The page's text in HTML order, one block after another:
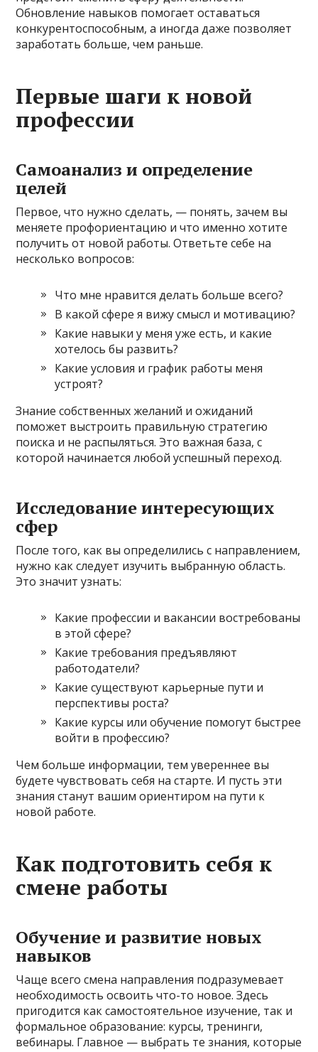
Обновление навыков помогает оставаться
конкурентоспособным, а иногда даже позволяет
заработать больше, чем раньше.
Первые шаги к новой
профессии
Самоанализ и определение
целей
Первое, что нужно сделать, — понять, зачем вы
меняете профориентацию и что именно хотите
получить от новой работы. Ответьте себе на
несколько вопросов:
Что мне нравится делать больше всего?
В какой сфере я вижу смысл и мотивацию?
Какие навыки у меня уже есть, и какие
хотелось бы развить?
Какие условия и график работы меня
устроят?
Знание собственных желаний и ожиданий
поможет выстроить правильную стратегию
поиска и не распыляться. Это важная база, с
которой начинается любой успешный переход.
Исследование интересующих
сфер
После того, как вы определились с направлением,
нужно как следует изучить выбранную область.
Это значит узнать:
Какие профессии и вакансии востребованы
в этой сфере?
Какие требования предъявляют
работодатели?
Какие существуют карьерные пути и
перспективы роста?
Какие курсы или обучение помогут быстрее
войти в профессию?
Чем больше информации, тем увереннее вы
будете чувствовать себя на старте. И пусть эти
знания станут вашим ориентиром на пути к
новой работе.
Как подготовить себя к
смене работы
Обучение и развитие новых
навыков
Чаще всего смена направления подразумевает
необходимость освоить что-то новое. Здесь
пригодится как самостоятельное изучение, так и
формальное образование: курсы, тренинги,
вебинары. Главное — выбрать те знания, которые